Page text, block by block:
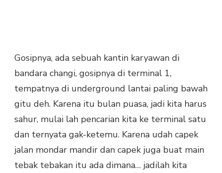
Gosipnya, ada sebuah kantin karyawan di
bandara changi, gosipnya di terminal 1,
tempatnya di underground lantai paling bawah
gitu deh. Karena itu bulan puasa, jadi kita harus
sahur, mulai lah pencarian kita ke terminal satu
dan ternyata gak-ketemu. Karena udah capek
jalan mondar mandir dan capek juga buat main
tebak tebakan itu ada dimana… jadilah kita